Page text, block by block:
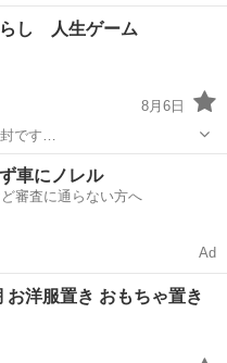
ベビー用品
し 人生ゲーム
8月6日
です…
ーム
車にノレル
審査に通らない方へ
Ad
お洋服置き おもちゃ置き